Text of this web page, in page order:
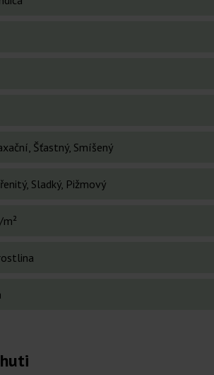
Šťastný, Smíšený
Sladký, Pižmový